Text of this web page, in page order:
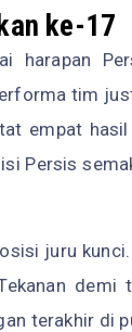
ke-17
harapan
tim
empat
Persis
juru
demi
terakhir di